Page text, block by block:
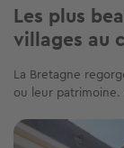
Les plus
villages au
La Bretagne
ou leur patrimoine.
Image